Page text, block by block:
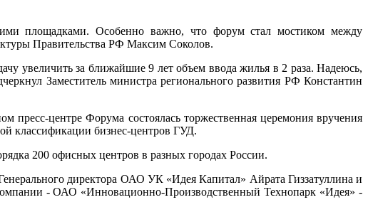
площадками. Особенно важно, что форум стал мостиком между
Правительства РФ Максим Соколов.
увеличить за ближайшие 9 лет объем ввода жилья в 2 раза. Надеюсь,
Заместитель министра регионального развития РФ Константин
центре Форума состоялась торжественная церемония вручения
классификации бизнес-центров ГУД.
200 офисных центров в разных городах России.
директора ОАО УК «Идея Капитал» Айрата Гиззатуллина и
- ОАО «Инновационно-Производственный Технопарк «Идея» -